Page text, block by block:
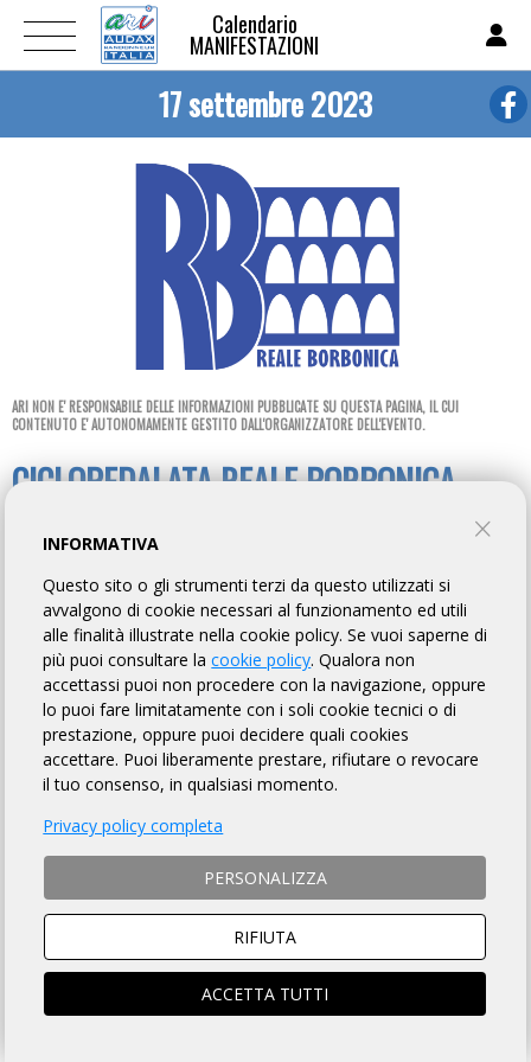
Calendario
MANIFESTAZIONI
17 settembre 2023
ARI NON E' RESPONSABILE DELLE INFORMAZIONI PUBBLICATE SU QUESTA PAGINA, IL CUI
CONTENUTO E' AUTONOMAMENTE GESTITO DALL'ORGANIZZATORE DELL'EVENTO.
CICLOPEDALATA REALE BORBONICA
Cambia asd
TORNA AL BREVETTO
0.00 KM: PIANA DI MONTE VERNA PARTENZA
Piazza XXIV Maggio 17/09/2023
17/09/202309:00
3.00 KM: FAGIANERIA
09:10
12.00 KM: SAN LEUCIO
17/09/202310:25
INFORMATIVA
Questo sito o gli strumenti terzi da questo utilizzati si
avvalgono di cookie necessari al funzionamento ed utili
alle finalità illustrate nella cookie policy. Se vuoi saperne di
più puoi consultare lacookie policy. Qualora non
accettassi puoi non procedere con la navigazione, oppure
lo puoi fare limitatamente con i soli cookie tecnici o di
prestazione, oppure puoi decidere quali cookies
accettare. Puoi liberamente prestare, rifiutare o revocare
il tuo consenso, in qualsiasi momento.
Privacy policy completa
PERSONALIZZA
RIFIUTA
ACCETTA TUTTI